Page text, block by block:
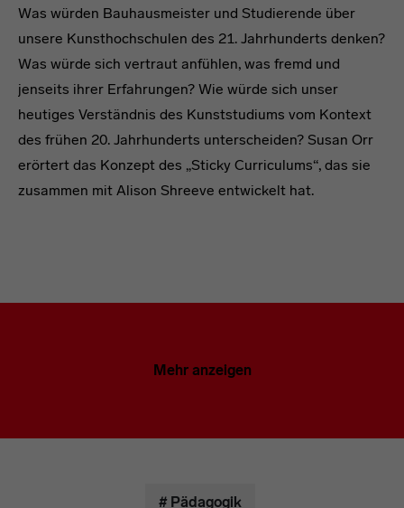
Was würden Bauhausmeister und Studierende über
unsere Kunsthochschulen des 21. Jahrhunderts denken?
Was würde sich vertraut anfühlen, was fremd und
jenseits ihrer Erfahrungen? Wie würde sich unser
heutiges Verständnis des Kunststudiums vom Kontext
des frühen 20. Jahrhunderts unterscheiden? Susan Orr
erörtert das Konzept des „Sticky Curriculums“, das sie
zusammen mit Alison Shreeve entwickelt hat.
Mehr anzeigen
# Pädagogik